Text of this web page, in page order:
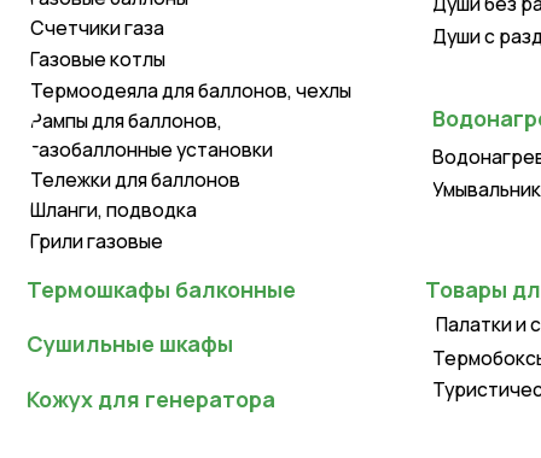
Рампы для баллонов,
газобаллонные установки
Тележки для баллонов
Шланги, подводка
Грили газовые
Товары для
Туристическая
Термошкафы балконные
Сушильные шкафы
Кожух для генератора